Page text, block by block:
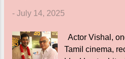
நடிகர்கள்,
கலைஞர்கள்
- July 14, 2025
Actor Vishal,
Tamil cinema,